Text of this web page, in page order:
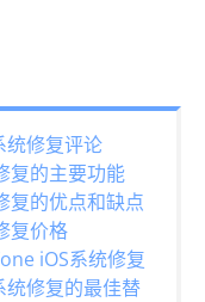
统修复评论
复的主要功能
复的优点和缺点
复价格
iOS系统修复
统修复的最佳替